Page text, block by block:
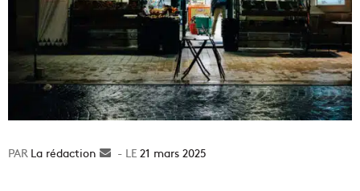
La rédaction
Envoyer21 mars 2025